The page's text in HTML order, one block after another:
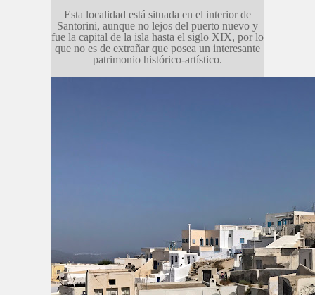
Esta localidad está situada en el interior de
Santorini, aunque no lejos del puerto nuevo y
fue la capital de la isla hasta el siglo XIX, por lo
que no es de extrañar que posea un interesante
patrimonio histórico-artístico.